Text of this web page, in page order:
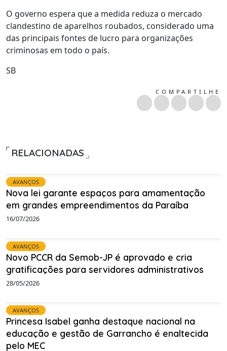
O governo espera que a medida reduza o mercado
clandestino de aparelhos roubados, considerado uma
das principais fontes de lucro para organizações
criminosas em todo o país.
SB
COMPARTILHE
RELACIONADAS
AVANÇOS
Nova lei garante espaços para amamentação
em grandes empreendimentos da Paraíba
16/07/2026
AVANÇOS
Novo PCCR da Semob-JP é aprovado e cria
gratificações para servidores administrativos
28/05/2026
AVANÇOS
Princesa Isabel ganha destaque nacional na
educação e gestão de Garrancho é enaltecida
pelo MEC